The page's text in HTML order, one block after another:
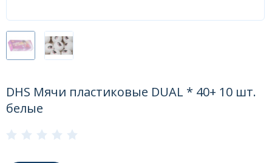
DHS Мячи пластиковые DUAL * 40+ 10 шт.
белые